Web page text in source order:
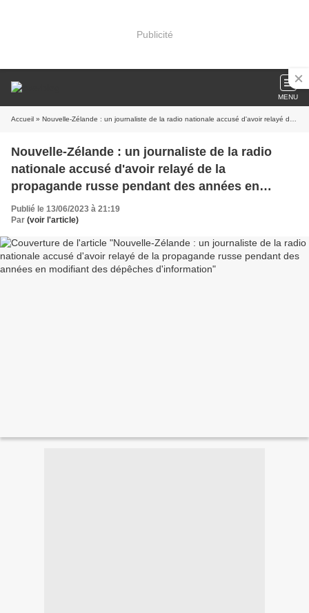
Publicité
MENU
Accueil » Nouvelle-Zélande : un journaliste de la radio nationale accusé d'avoir relayé de la propagande russe pendant des années en modifiant des dépêches d'information
Nouvelle-Zélande : un journaliste de la radio
nationale accusé d'avoir relayé de la
propagande russe pendant des années en
modifiant des dépêches d'information
Publié le 13/06/2023 à 21:19
Par (voir l'article)